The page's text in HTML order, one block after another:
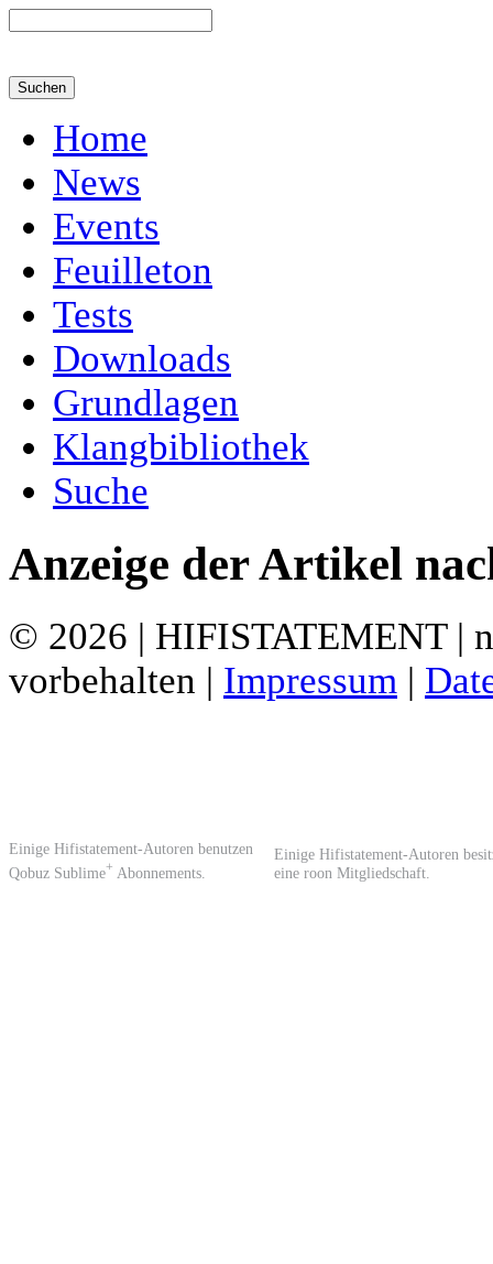
Home
News
Events
Feuilleton
Tests
Downloads
Grundlagen
Klangbibliothek
Suche
Anzeige der Artikel
© 2026 | HIFISTATEMENT |
vorbehalten | Impressum |
Einige Hifistatement-Autoren benutzen
Qobuz Sublime+ Abonnements.
Einige Hifistatement-Autoren
eine roon Mitgliedschaft.